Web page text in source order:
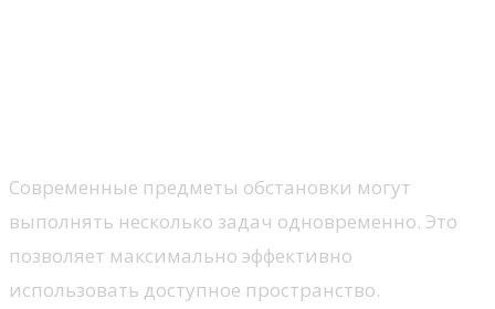
Современные предметы обстановки могут
выполнять несколько задач одновременно. Это
позволяет максимально эффективно
использовать доступное пространство.